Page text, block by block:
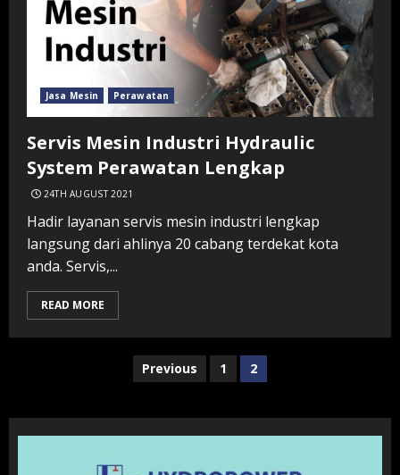
Jasa Mesin Perawatan
Servis Mesin Industri Hydraulic
System Perawatan Lengkap
24TH AUGUST 2021
Hadir layanan servis mesin industri lengkap
langsung dari ahlinya 20 cabang terdekat kota
anda. Servis,...
READ MORE
Previous 1 2